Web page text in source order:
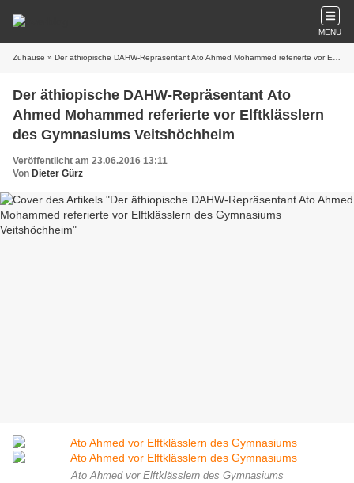
MENU
Zuhause » Der äthiopische DAHW-Repräsentant Ato Ahmed Mohammed referierte vor Elftklässlern des Gymnasiums Veitshöchheim
Der äthiopische DAHW-Repräsentant Ato
Ahmed Mohammed referierte vor Elftklässlern
des Gymnasiums Veitshöchheim
Veröffentlicht am 23.06.2016 13:11
Von Dieter Gürz
Ato Ahmed vor Elftklässlern des Gymnasiums